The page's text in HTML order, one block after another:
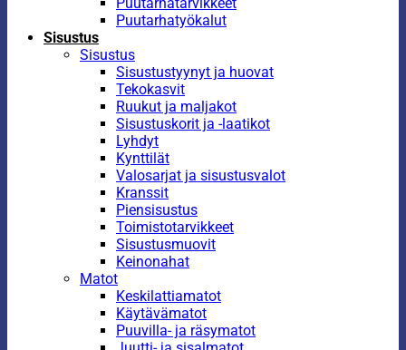
Puutarhatyökalut
Sisustus
Sisustus
Sisustustyynyt ja huovat
Tekokasvit
Ruukut ja maljakot
Sisustuskorit ja -laatikot
Lyhdyt
Kynttilät
Valosarjat ja sisustusvalot
Kranssit
Piensisustus
Toimistotarvikkeet
Sisustusmuovit
Keinonahat
Matot
Keskilattiamatot
Käytävämatot
Puuvilla- ja räsymatot